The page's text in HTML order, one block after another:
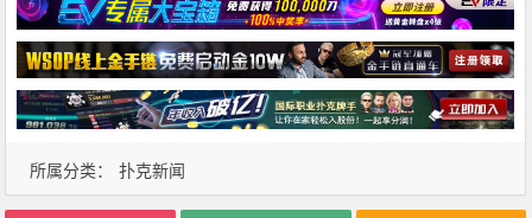
所属分类： 扑克新闻